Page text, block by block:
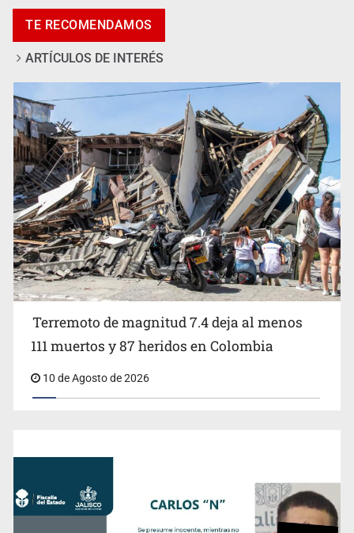
Agreden a un hombre al bajar del transporte público y le
cortan la oreja
Mario Delgado confirma el fin del modelo de escuelas
militarizadas en México
TE RECOMENDAMOS
ARTÍCULOS DE INTERÉS
Terremoto de magnitud 7.4 deja al menos
111 muertos y 87 heridos en Colombia
10 de Agosto de 2026